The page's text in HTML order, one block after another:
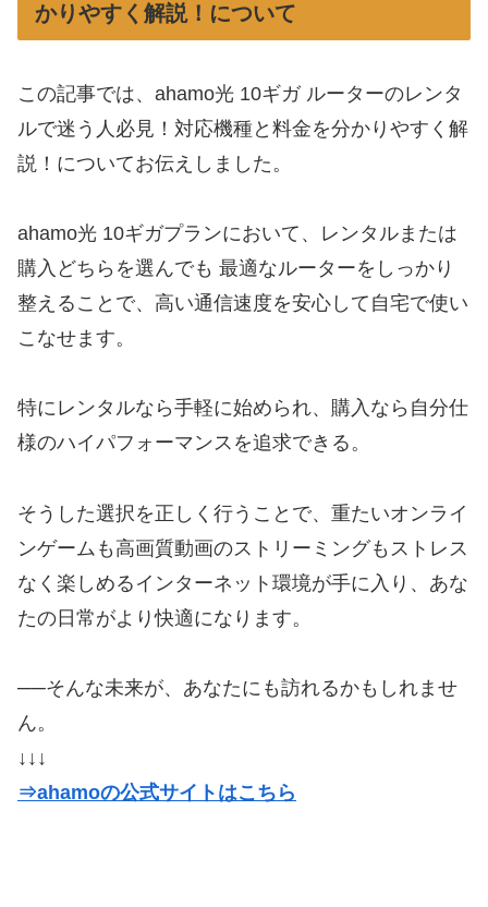
かりやすく解説！について
この記事では、ahamo光 10ギガ ルーターのレンタ
ルで迷う人必見！対応機種と料金を分かりやすく解
説！についてお伝えしました。
ahamo光 10ギガプランにおいて、レンタルまたは
購入どちらを選んでも 最適なルーターをしっかり
整えることで、高い通信速度を安心して自宅で使い
こなせます。
特にレンタルなら手軽に始められ、購入なら自分仕
様のハイパフォーマンスを追求できる。
そうした選択を正しく行うことで、重たいオンライ
ンゲームも高画質動画のストリーミングもストレス
なく楽しめるインターネット環境が手に入り、あな
たの日常がより快適になります。
──そんな未来が、あなたにも訪れるかもしれませ
ん。
↓↓↓
⇒ahamoの公式サイトはこちら